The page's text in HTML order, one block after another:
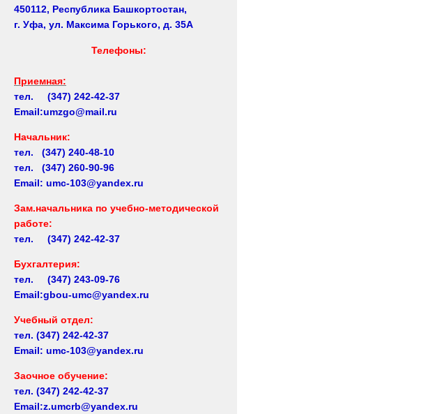
450112, Республика Башкортостан,
г. Уфа, ул. Максима Горького, д. 35А
Телефоны:
Приемная:
тел. (347) 242-42-37
Email:umzgo@mail.ru
Начальник:
тел. (347) 240-48-10
тел. (347) 260-90-96
Email: umc-103@yandex.ru
Зам.начальника по учебно-методической
работе:
тел. (347) 242-42-37
Бухгалтерия:
тел. (347) 243-09-76
Email:gbou-umc@yandex.ru
Учебный отдел:
тел. (347) 242-42-37
Email: umc-103@yandex.ru
Заочное обучение:
тел. (347) 242-42-37
Email:z.umcrb@yandex.ru